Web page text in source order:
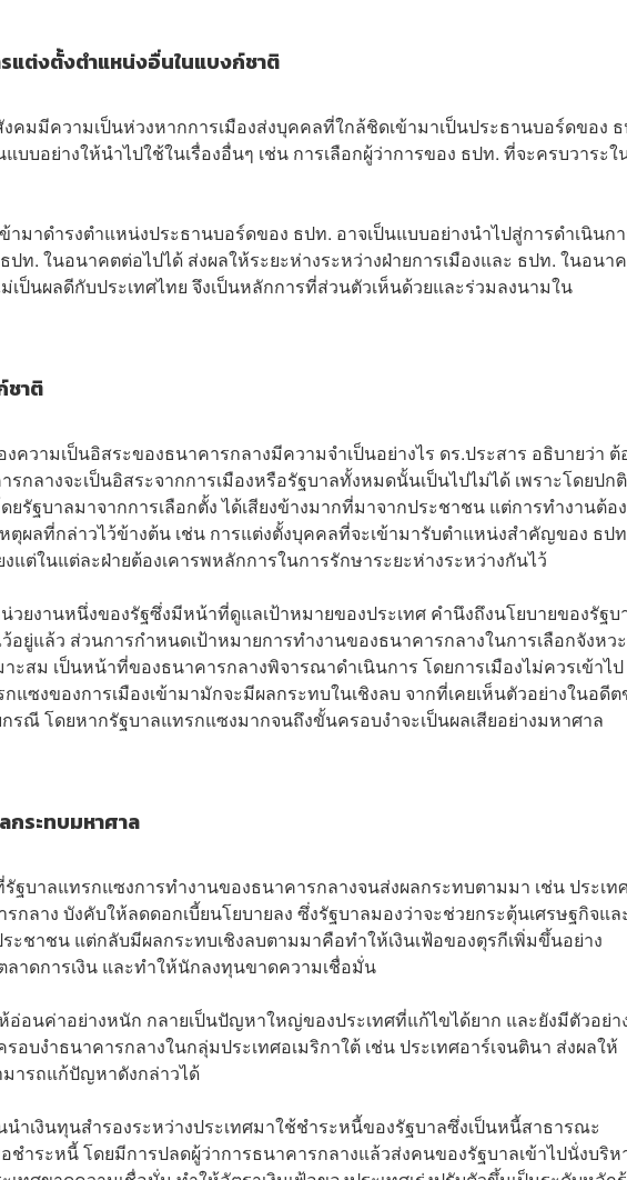
ต่งตั้งตำแหน่งอื่นในแบงก์ชาติ
คมมีความเป็นห่วงหากการเมืองส่งบุคคลที่ใกล้ชิดเข้ามาเป็นประธานบอร์ดของ
บอย่างให้นำไปใช้ในเรื่องอื่นๆ เช่น การเลือกผู้ว่าการของ ธปท. ที่จะครบวาระใ
มาดำรงตำแหน่งประธานบอร์ดของ ธปท. อาจเป็นแบบอย่างนำไปสู่การดำเนินก
ท. ในอนาคตต่อไปได้ ส่งผลให้ระยะห่างระหว่างฝ่ายการเมืองและ ธปท. ในอนา
เป็นผลดีกับประเทศไทย จึงเป็นหลักการที่ส่วนตัวเห็นด้วยและร่วมลงนามใน
ชาติ
วามเป็นอิสระของธนาคารกลางมีความจำเป็นอย่างไร ดร.ประสาร อธิบายว่า ต้
กลางจะเป็นอิสระจากการเมืองหรือรัฐบาลทั้งหมดนั้นเป็นไปไม่ได้ เพราะโดยปก
รัฐบาลมาจากการเลือกตั้ง ได้เสียงข้างมากที่มาจากประชาชน แต่การทำงานต้อ
ตุผลที่กล่าวไว้ข้างต้น เช่น การแต่งตั้งบุคคลที่จะเข้ามารับตำแหน่งสำคัญของ ธป
แต่ในแต่ละฝ่ายต้องเคารพหลักการในการรักษาระยะห่างระหว่างกันไว้
วยงานหนึ่งของรัฐซึ่งมีหน้าที่ดูแลเป้าหมายของประเทศ คำนึงถึงนโยบายของรัฐบ
อยู่แล้ว ส่วนการกำหนดเป้าหมายการทำงานของธนาคารกลางในการเลือกจังหวะ
าะสม เป็นหน้าที่ของธนาคารกลางพิจารณาดำเนินการ โดยการเมืองไม่ควรเข้าไป
แซงของการเมืองเข้ามามักจะมีผลกระทบในเชิงลบ จากที่เคยเห็นตัวอย่างในอดี
รณี โดยหากรัฐบาลแทรกแซงมากจนถึงขั้นครอบงำจะเป็นผลเสียอย่างมหาศาล
กระทบมหาศาล
ฐบาลแทรกแซงการทำงานของธนาคารกลางจนส่งผลกระทบตามมา เช่น ประเท
กลาง บังคับให้ลดดอกเบี้ยนโยบายลง ซึ่งรัฐบาลมองว่าจะช่วยกระตุ้นเศรษฐกิจแล
ะชาชน แต่กลับมีผลกระทบเชิงลบตามมาคือทำให้เงินเฟ้อของตุรกีเพิ่มขึ้นอย่าง
าดการเงิน และทำให้นักลงทุนขาดความเชื่อมั่น
อ่อนค่าอย่างหนัก กลายเป็นปัญหาใหญ่ของประเทศที่แก้ไขได้ยาก และยังมีตัวอย่า
อบงำธนาคารกลางในกลุ่มประเทศอเมริกาใต้ เช่น ประเทศอาร์เจนตินา ส่งผลให้
มารถแก้ปัญหาดังกล่าวได้
ำเงินทุนสำรองระหว่างประเทศมาใช้ชำระหนี้ของรัฐบาลซึ่งเป็นหนี้สาธารณะ
อชำระหนี้ โดยมีการปลดผู้ว่าการธนาคารกลางแล้วส่งคนของรัฐบาลเข้าไปนั่งบริห